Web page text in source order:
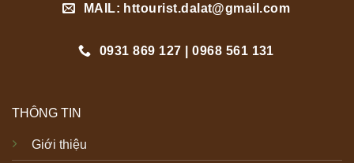
MAIL: httourist.dalat@gmail.com
0931 869 127 | 0968 561 131
THÔNG TIN
Giới thiệu